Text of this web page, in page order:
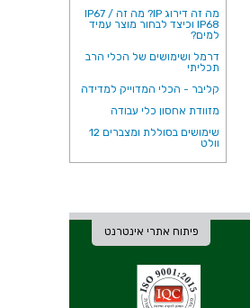
מה זה דירוג IP? מה זה IP67 /
IP68 וכיצד לבחור מוצר עמיד
למים?
דרמל ושימושים של הכלי הרב
תכליתי
קליבר - הכלי המדוייק למדידה
מזוודת אחסון כלי עבודה
שימושים בסוללת ומצברים 12
וולט
פיתוח אתרי אינטרנט